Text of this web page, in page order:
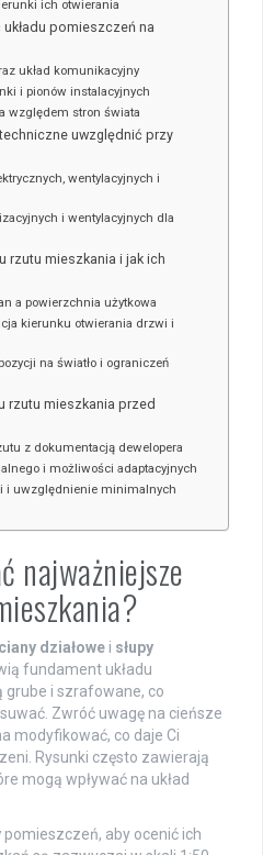
ich otwierania
pomieszczeń na
układ komunikacyjny
i pionów instalacyjnych
względem stron świata
uwzględnić przy
wentylacyjnych i
i wentylacyjnych dla
rzutu mieszkania i jak ich
a powierzchnia użytkowa
kierunku otwierania drzwi i
na światło i ograniczeń
rzutu mieszkania przed
z dokumentacją dewelopera
i możliwości adaptacyjnych
i uwzględnienie minimalnych
najważniejsze
działowe i słupy
fundament układu
grube i szrafowane, co
Zwróć uwagę na cieńsze
modyfikować, co daje Ci
Rysunki często zawierają
mogą wpływać na układ
pomieszczeń, aby ocenić ich